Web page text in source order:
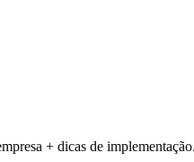
+ dicas de implementação.